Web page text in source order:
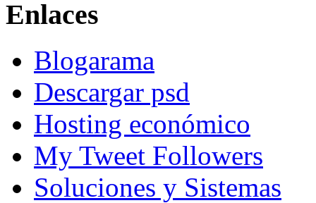
Enlaces
Blogarama
Descargar psd
Hosting económico
My Tweet Followers
Soluciones y Sistemas